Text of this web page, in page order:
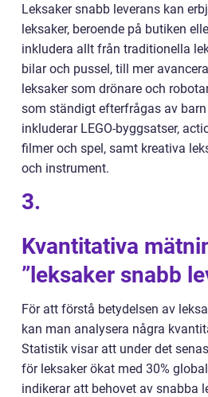
Leksaker snabb leverans kan
leksaker, beroende på butiken
inkludera allt från traditionella
bilar och pussel, till mer
leksaker som drönare och
som ständigt efterfrågas av
inkluderar LEGO-byggsatser,
filmer och spel, samt kreativa
och instrument.
3.
Kvantitativa
”leksaker snabb
För att förstå betydelsen av
kan man analysera några
Statistik visar att under det
för leksaker ökat med 30%
indikerar att behovet av snabba